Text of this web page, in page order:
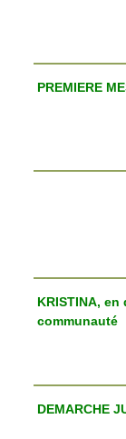
PREMIERE
KRISTINA,
communauté
DEMARCHE